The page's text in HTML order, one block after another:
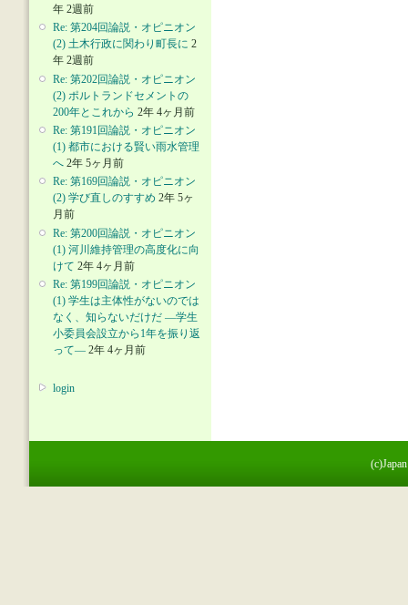
年 2週前
Re: 第204回論説・オピニオン
(2) 土木行政に関わり町長に 2
年 2週前
Re: 第202回論説・オピニオン
(2) ポルトランドセメントの
200年とこれから 2年 4ヶ月前
Re: 第191回論説・オピニオン
(1) 都市における賢い雨水管理
へ 2年 5ヶ月前
Re: 第169回論説・オピニオン
(2) 学び直しのすすめ 2年 5ヶ
月前
Re: 第200回論説・オピニオン
(1) 河川維持管理の高度化に向
けて 2年 4ヶ月前
Re: 第199回論説・オピニオン
(1) 学生は主体性がないのでは
なく、知らないだけだ ―学生
小委員会設立から1年を振り返
って― 2年 4ヶ月前
login